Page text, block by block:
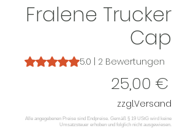
Fralene Trucker
Cap
Das Rating beträgt 5.0 von fünf
5.0 | 2 Bewertungen
25,00 €
zzgl.Versand